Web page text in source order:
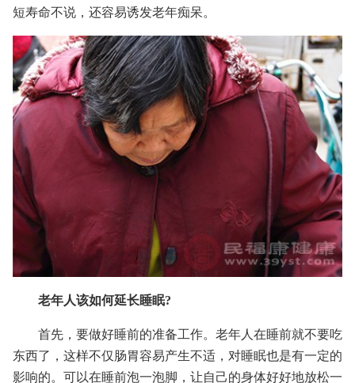
短寿命不说，还容易诱发老年痴呆。
老年人该如何延长睡眠?
首先，要做好睡前的准备工作。老年人在睡前就不要吃
东西了，这样不仅肠胃容易产生不适，对睡眠也是有一定的
影响的。可以在睡前泡一泡脚，让自己的身体好好地放松一